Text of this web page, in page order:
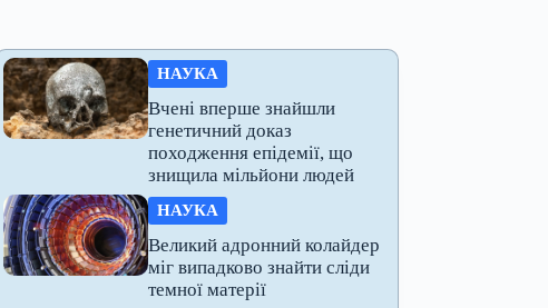
НАУКА
Вчені вперше знайшли
генетичний доказ
походження епідемії, що
знищила мільйони людей
НАУКА
Великий адронний колайдер
міг випадково знайти сліди
темної матерії